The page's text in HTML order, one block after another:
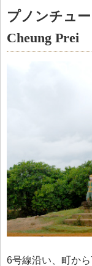
プノンチュ
Cheung Prei
6号線沿い、町から